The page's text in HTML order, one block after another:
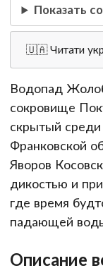
Показать
🇺🇦 Читати
Водопад
сокровище
скрытый
Франковской
Яворов
дикостью и
где время
падающей
Описание